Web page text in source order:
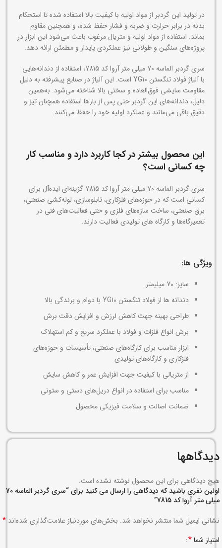
در تولید این گردبر از مواد اولیه با کیفیت بالا استفاده شده تا استحکام
بدنه در برابر حرارت و ضربه و فشار حفظ شده، و همچنین مقاوم
بماند. استفاده از مواد اولیه و متریال مرغوب باعث می‌شود این ابزار در
پروژه‌های سنگین و طولانی نیز عملکردی پایدار و مطمئن ارائه دهد.
سری گردبر الماسه 70 میلی متر آروا کد 7815، استفاده از دندانه‌هایی
با آلیاژ فولاد تنگستن YG10 است. این آلیاژ در صنایع پیشرفته به دلیل
مقاومت سایشی فوق‌العاده و سختی بالا شناخته می‌شود. به‌همین
دلیل، دندانه‌های این گردبر حتی پس از بارها استفاده همچنان تیز و
دقیق باقی می‌مانند و عملکرد اولیه خود را حفظ می‌کنند.
این محصول بیشتر در کجا کاربرد دارد و مناسب کار
چه کسانی است؟
سری گردبر الماسه 70 میلی متر آروا کد 7815 گزینه‌ای ایده‌آل برای
کسانی است که در حوزه‌های فلزکاری، تابلو‌سازی، لوله‌کشی صنعتی،
برق صنعتی، ساخت سازه‌های فلزی و حتی فعالیت‌های فنی در
تعمیرگاه‌ها و کارگاه‌ های تولیدی فعالیت دارند.
ویژگی ها:
سایز: 70 میلیمتر
دندانه‌ ها از فولاد تنگستن YG10 با دوام و برندگی بالا
طراحی بهینه جهت کاهش لرزش و افزایش دقت برش
برش انواع فلزات و فولاد با عملکرد سریع و کم‌ استهلاک
ابزار مناسب برای کارگاه‌های صنعتی، تأسیسات و حوزه‌های
فلزکاری و کارگاه‌های تولیدی
از متریالی با کیفیت جهت افزایش عمر و کاهش سایش
مناسب برای استفاده در انواع دریل‌های دستی و ستونی
ضمانت اصالت و سلامت فیزیکی محصول
دیدگاهها
هیچ دیدگاهی برای این محصول نوشته نشده است.
اولین نفری باشید که دیدگاهی را ارسال می کنید برای “سری گردبر الماسه 70
میلی متر آروا کد 7815”
نشانی ایمیل شما منتشر نخواهد شد. بخش‌های موردنیاز علامت‌گذاری شده‌اند *
امتیاز شما*